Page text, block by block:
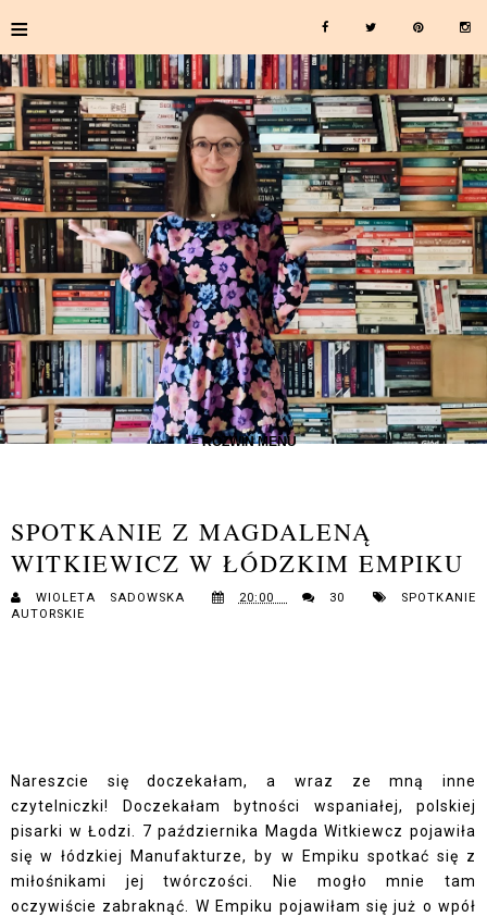
≡
≡ ROZWIŃ MENU
SPOTKANIE Z MAGDALENĄ
WITKIEWICZ W ŁÓDZKIM EMPIKU
WIOLETA SADOWSKA 20:00 30
SPOTKANIE
AUTORSKIE
Nareszcie się doczekałam, a wraz ze mną inne
czytelniczki! Doczekałam bytności wspaniałej, polskiej
pisarki w Łodzi. 7 października Magda Witkiewcz pojawiła
się w łódzkiej Manufakturze, by w Empiku spotkać się z
miłośnikami jej twórczości. Nie mogło mnie tam
oczywiście zabraknąć. W Empiku pojawiłam się już o wpół